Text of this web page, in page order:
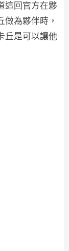
這回官方在夥
為夥伴時，
丘是可以讓他